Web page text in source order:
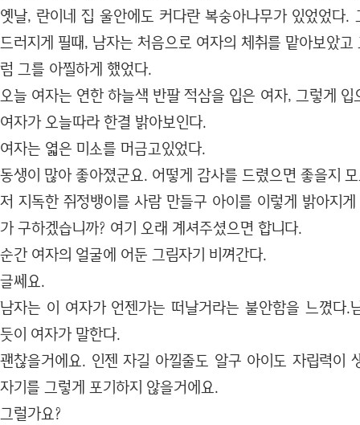
옛날, 란이네 집 울안에도 커다란 복숭아나무가 있었었다.
드러지게 필때, 남자는 처음으로 여자의 체취를 맡아보았
럼 그를 아찔하게 했었다.
오늘 여자는 연한 하늘색 반팔 적삼을 입은 여자, 그렇게 입
여자가 오늘따라 한결 밝아보인다.
여자는 엷은 미소를 머금고있었다.
동생이 많아 좋아졌군요. 어떻게 감사를 드렸으면 좋을지
저 지독한 쥐정뱅이를 사람 만들구 아이를 이렇게 밝아지
가 구하겠습니까? 여기 오래 계셔주셨으면 합니다.
순간 여자의 얼굴에 어둔 그림자기 비껴간다.
글쎄요.
남자는 이 여자가 언젠가는 떠날거라는 불안함을 느꼈다.
듯이 여자가 말한다.
괜찮을거에요. 인젠 자길 아낄줄도 알구 아이도 자립력이
자기를 그렇게 포기하지 않을거에요.
그럴가요?